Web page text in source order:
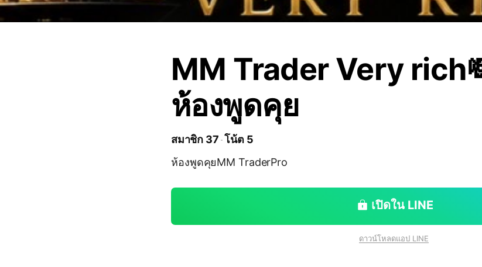
MM Trader Very
ห้องพูดคุย
สมาชิก 37 โน้ต 5
ห้องพูดคุยMM TraderPro
เปิดใน LINE
ดาวน์โหลดแอป LINE